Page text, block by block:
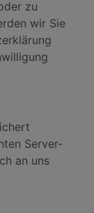
zu
wir Sie
Server-
an uns